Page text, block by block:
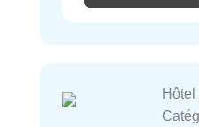
Hôtel